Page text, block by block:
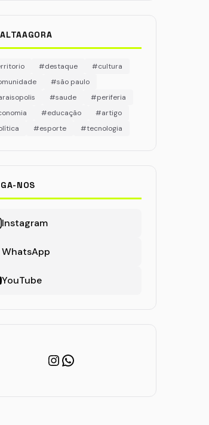
#destaque
#cultura
#são paulo
#saude
#periferia
#educação
#artigo
#esporte #tecnologia
NOS
Instagram
WhatsApp
YouTube
Instagram
WhatsApp